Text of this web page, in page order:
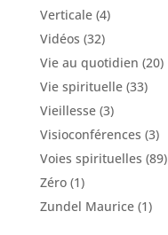
Verticale(4)
Vidéos (32)
Vie au quotidien (20)
Vie spirituelle(33)
Vieillesse(3)
Visioconférences (3)
Voies spirituelles (89)
Zéro(1)
Zundel Maurice(1)